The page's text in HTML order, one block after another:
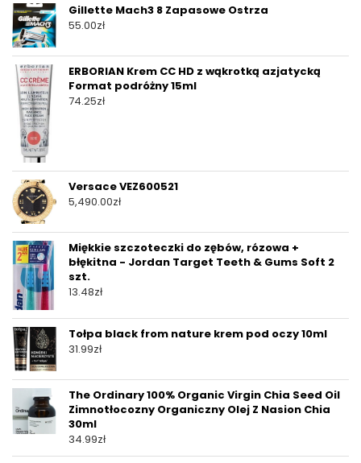
Gillette Mach3 8 Zapasowe Ostrza
55.00zł
ERBORIAN Krem CC HD z wąkrotką azjatycką
Format podróżny 15ml
74.25zł
Versace VEZ600521
5,490.00zł
Miękkie szczoteczki do zębów, rózowa +
błękitna - Jordan Target Teeth & Gums Soft 2
szt.
13.48zł
Tołpa black from nature krem pod oczy 10ml
31.99zł
The Ordinary 100% Organic Virgin Chia Seed Oil
Zimnotłocozny Organiczny Olej Z Nasion Chia
30ml
34.99zł